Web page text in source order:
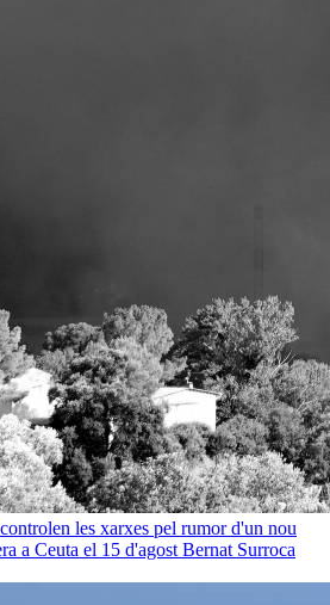
les xarxes pel rumor d'un nou
a Ceuta el 15 d'agost Bernat Surroca